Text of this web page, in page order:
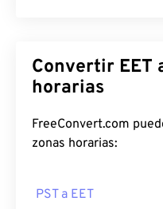
Convertir EET
horarias
FreeConvert.com
zonas horarias:
PST a EET